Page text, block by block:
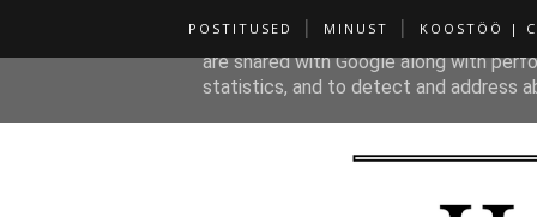
POSTITUSED MINUST KOOSTÖÖ |
This site uses cookies from Google to
are shared with Google along with
statistics, and to detect and address